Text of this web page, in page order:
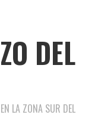
DEL
LA ZONA SUR DEL